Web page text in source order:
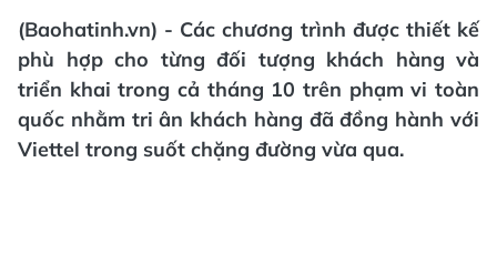
(Baohatinh.vn) - Các chương trình được thiết kế
phù hợp cho từng đối tượng khách hàng và
triển khai trong cả tháng 10 trên phạm vi toàn
quốc nhằm tri ân khách hàng đã đồng hành với
Viettel trong suốt chặng đường vừa qua.